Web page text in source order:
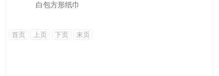
白包方形纸巾
首页 上页 下页 末页